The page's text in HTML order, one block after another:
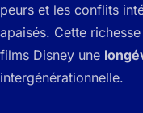
peurs et les conflits
apaisés. Cette
films Disney une
intergénérationnelle.